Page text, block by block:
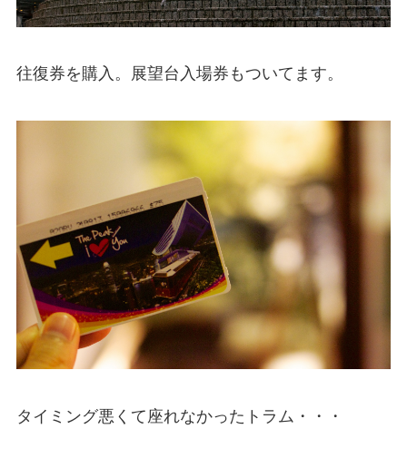
往復券を購入。展望台入場券もついてます。
タイミング悪くて座れなかったトラム・・・